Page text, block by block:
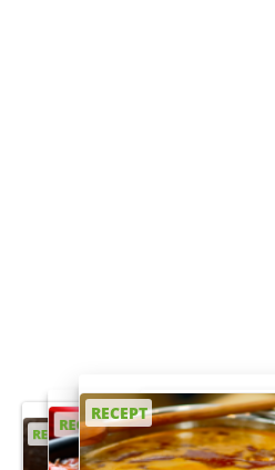
RECEPT
RECEPT
RECEPT
RECEPT
RECEPT